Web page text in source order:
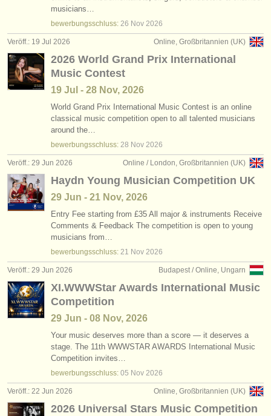
musicians…
bewerbungsschluss: 26 Nov 2026
Online, Großbritannien (UK)
Veröff.: 19 Jul 2026
2026 World Grand Prix International
Music Contest
19 Jul - 28 Nov, 2026
World Grand Prix International Music Contest is an online
classical music competition open to all talented musicians
around the…
bewerbungsschluss: 28 Nov 2026
Online / London, Großbritannien (UK)
Veröff.: 29 Jun 2026
Haydn Young Musician Competition UK
29 Jun - 21 Nov, 2026
Entry Fee starting from £35 All major & instruments Receive
Comments & Feedback The competition is open to young
musicians from…
bewerbungsschluss: 21 Nov 2026
Budapest / Online, Ungarn
Veröff.: 29 Jun 2026
XI.WWWStar Awards International Music
Competition
29 Jun - 08 Nov, 2026
Your music deserves more than a score — it deserves a
stage. The 11th WWWSTAR AWARDS International Music
Competition invites…
bewerbungsschluss: 05 Nov 2026
Online, Großbritannien (UK)
Veröff.: 22 Jun 2026
2026 Universal Stars Music Competition